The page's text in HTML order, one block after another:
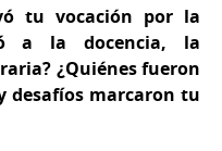
tu vocación por la
a la docencia, la
¿Quiénes fueron
desafíos marcaron tu